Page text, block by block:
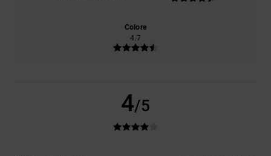
Colore
4.7
4/5